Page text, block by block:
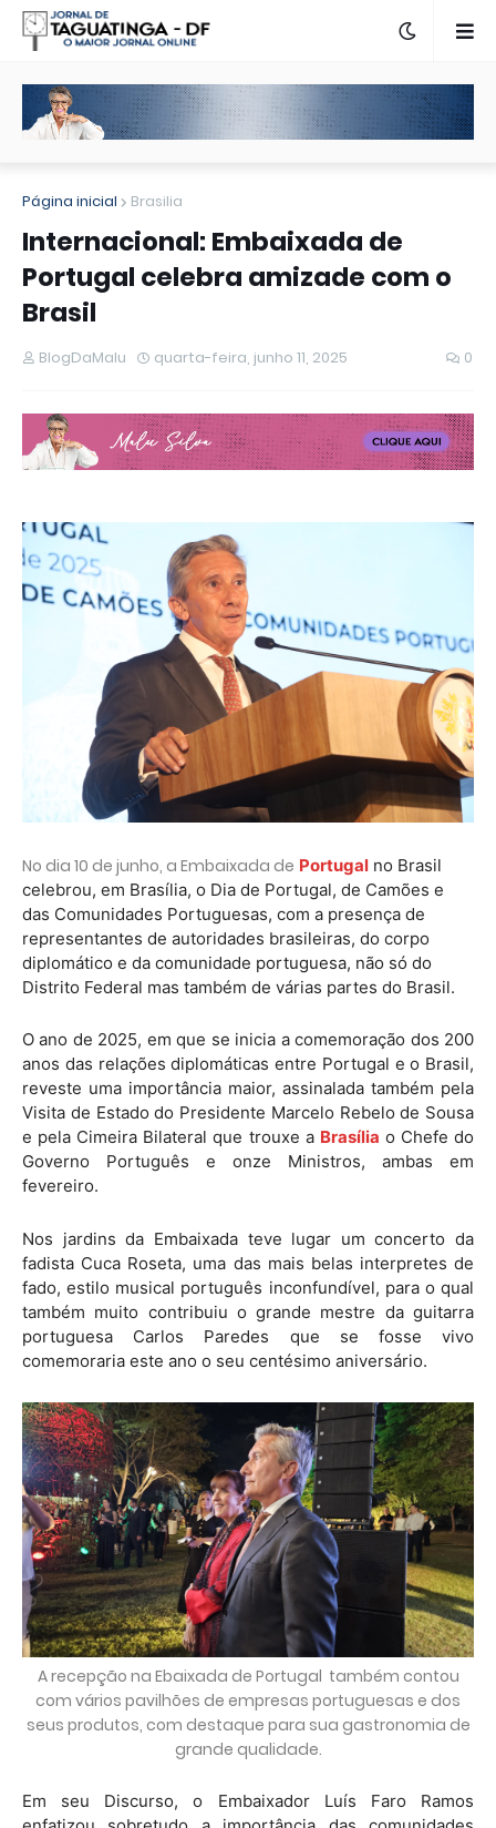
Página inicial Brasilia
Internacional: Embaixada de
Portugal celebra amizade com o
Brasil
BlogDaMalu quarta-feira, junho 11, 2025 0
No dia 10 de junho, a Embaixada de Portugal no Brasil
celebrou, em Brasília, o Dia de Portugal, de Camões e
das Comunidades Portuguesas, com a presença de
representantes de autoridades brasileiras, do corpo
diplomático e da comunidade portuguesa, não só do
Distrito Federal mas também de várias partes do Brasil.
O ano de 2025, em que se inicia a comemoração dos 200
anos das relações diplomáticas entre Portugal e o Brasil,
reveste uma importância maior, assinalada também pela
Visita de Estado do Presidente Marcelo Rebelo de Sousa
e pela Cimeira Bilateral que trouxe a Brasília o Chefe do
Governo Português e onze Ministros, ambas em
fevereiro.
Nos jardins da Embaixada teve lugar um concerto da
fadista Cuca Roseta, uma das mais belas interpretes de
fado, estilo musical português inconfundível, para o qual
também muito contribuiu o grande mestre da guitarra
portuguesa Carlos Paredes que se fosse vivo
comemoraria este ano o seu centésimo aniversário.
A recepção na Ebaixada de Portugal também contou
com vários pavilhões de empresas portuguesas e dos
seus produtos, com destaque para sua gastronomia de
grande qualidade.
Em seu Discurso, o Embaixador Luís Faro Ramos